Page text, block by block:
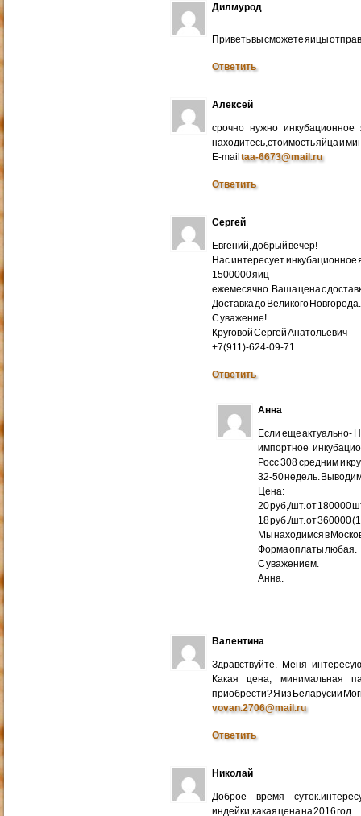
Дилмурод
Приветь вы сможете яицы
Ответить
Алексей
срочно нужно
находитесь,стоимость яйца и
E-mailtaa-6673@mail.ru
Ответить
Сергей
Евгений, добрый вечер!
Нас интересует инкубационное
1500000 яиц
ежемесячно. Ваша цена с
Доставка до Великого Новгорода.
С уважение!
Круговой Сергей Анатольевич
+7(911)-624-09-71
Ответить
Анна
Если еще актуально-
импортное
Росс 308 средним и
32-50 недель.
Цена:
20 руб,/шт. от 180000
18 руб./шт. от 360000
Мы находимся в
Форма оплаты любая.
С уважением.
Анна.
Валентина
Здравствуйте. Меня
Какая цена, минимальная
приобрести? Я из Беларусии
vovan.2706@mail.ru
Ответить
Николай
Доброе время
индейки,какая цена на 2016 год.